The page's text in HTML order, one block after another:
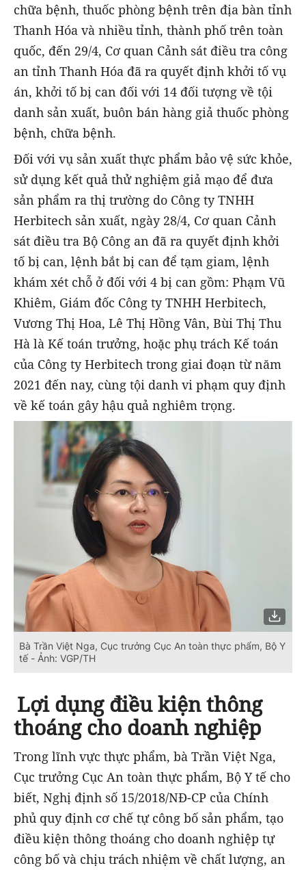
chữa bệnh, thuốc phòng bệnh trên địa bàn tỉnh
Thanh Hóa và nhiều tỉnh, thành phố trên toàn
quốc, đến 29/4, Cơ quan Cảnh sát điều tra công
an tỉnh Thanh Hóa đã ra quyết định khởi tố vụ
án, khởi tố bị can đối với 14 đối tượng về tội
danh sản xuất, buôn bán hàng giả thuốc phòng
bệnh, chữa bệnh.
Đối với vụ sản xuất thực phẩm bảo vệ sức khỏe,
sử dụng kết quả thử nghiệm giả mạo để đưa
sản phẩm ra thị trường do Công ty TNHH
Herbitech sản xuất, ngày 28/4, Cơ quan Cảnh
sát điều tra Bộ Công an đã ra quyết định khởi
tố bị can, lệnh bắt bị can để tạm giam, lệnh
khám xét chỗ ở đối với 4 bị can gồm: Phạm Vũ
Khiêm, Giám đốc Công ty TNHH Herbitech,
Vương Thị Hoa, Lê Thị Hồng Vân, Bùi Thị Thu
Hà là Kế toán trưởng, hoặc phụ trách Kế toán
của Công ty Herbitech trong giai đoạn từ năm
2021 đến nay, cùng tội danh vi phạm quy định
về kế toán gây hậu quả nghiêm trọng.
Bà Trần Việt Nga, Cục trưởng Cục An toàn thực phẩm, Bộ Y
tế - Ảnh: VGP/TH
Lợi dụng điều kiện thông
thoáng cho doanh nghiệp
Trong lĩnh vực thực phẩm, bà Trần Việt Nga,
Cục trưởng Cục An toàn thực phẩm, Bộ Y tế cho
biết, Nghị định số 15/2018/NĐ-CP của Chính
phủ quy định cơ chế tự công bố sản phẩm, tạo
điều kiện thông thoáng cho doanh nghiệp tự
công bố và chịu trách nhiệm về chất lượng, an